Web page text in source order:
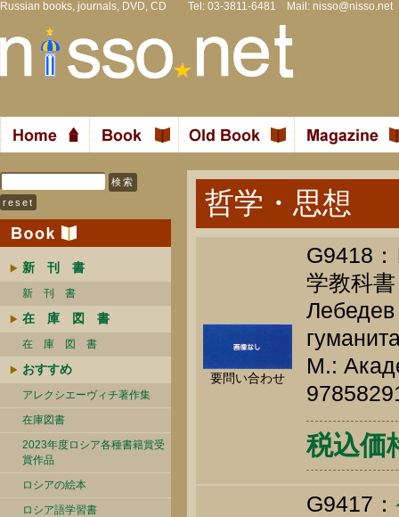
Russian books, journals, DVD, CD Tel: 03-3811-6481 Mail: nisso@nisso.net
新 刊 書
新 刊 書
在 庫 図 書
在 庫 図 書
おすすめ
アレクシエーヴィチ著作集
在庫図書
2023年度ロシア各種書籍賞受
賞作品
ロシアの絵本
ロシア語学習書
哲学・思想
要問い合わせ
G9418
学教科書
М.:
税込価
G9417：